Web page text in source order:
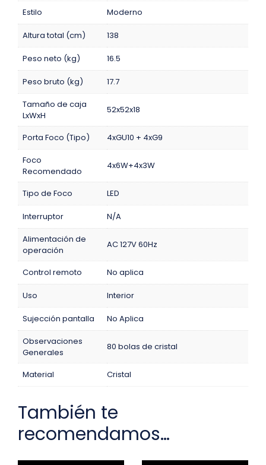
Estilo Moderno
Altura total (cm) 138
Peso neto (kg) 16.5
Peso bruto (kg)
17.7
Tamaño de caja
LxWxH
52x52x18
Porta Foco (Tipo)
4xGU10 + 4xG9
Foco
Recomendado
4x6W+4x3W
Tipo de Foco LED
Interruptor
N/A
Alimentación de
operación
AC 127V 60Hz
Control remoto No aplica
Uso Interior
Sujección pantalla
No Aplica
Observaciones
Generales
80 bolas de cristal
Material Cristal
También te
recomendamos…